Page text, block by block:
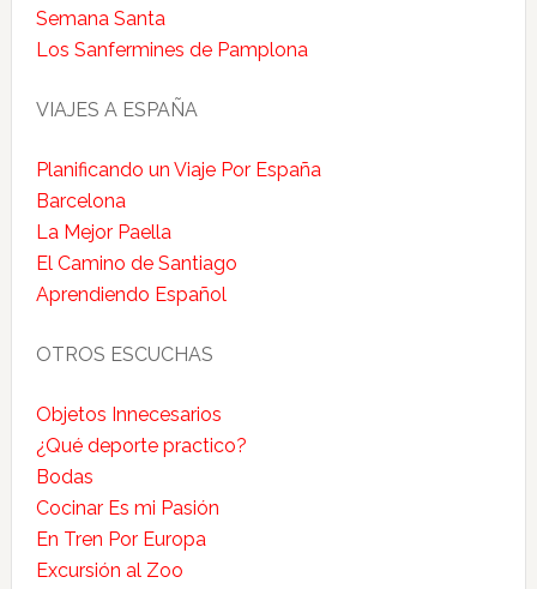
Semana Santa
Los Sanfermines de Pamplona
VIAJES A ESPAÑA
Planificando un Viaje Por España
Barcelona
La Mejor Paella
El Camino de Santiago
Aprendiendo Español
OTROS ESCUCHAS
Objetos Innecesarios
¿Qué deporte practico?
Bodas
Cocinar Es mi Pasión
En Tren Por Europa
Excursión al Zoo